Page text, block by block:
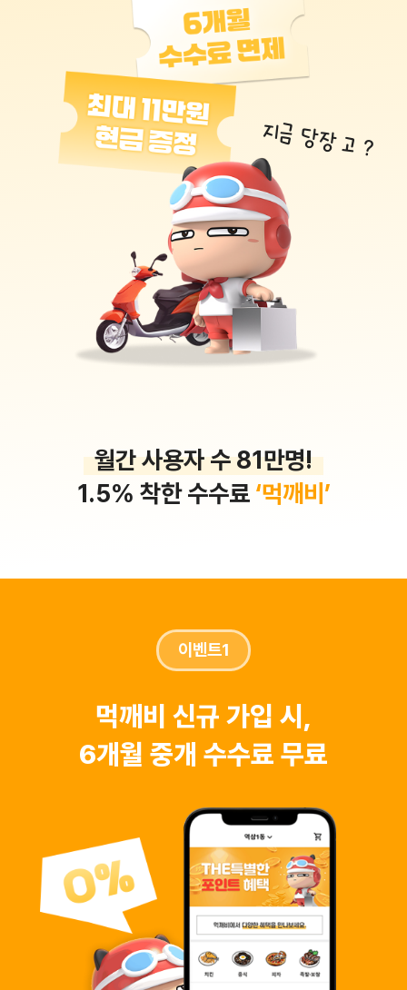
지금 당장 고 ?
월간 사용자 수 81만명!
1.5% 착한 수수료 ‘먹깨비’
이벤트1
먹깨비 신규 가입 시,
6개월 중개 수수료 무료